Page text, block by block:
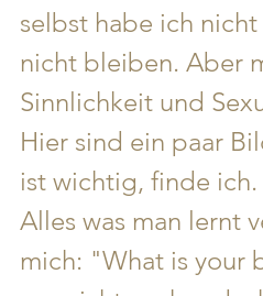
selbst habe ich
nicht bleiben. Aber
Sinnlichkeit und
Hier sind ein paar
ist wichtig, finde
Alles was man lernt
mich: "What is your